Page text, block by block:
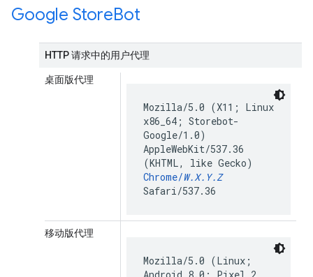
Google StoreBot
HTTP 请求中的用户代理
桌面版代理
Mozilla/5.0 (X11; Linux
x86_64; Storebot-
Google/1.0)
AppleWebKit/537.36
(KHTML, like Gecko)
Chrome/W.X.Y.Z
Safari/537.36
移动版代理
Mozilla/5.0 (Linux;